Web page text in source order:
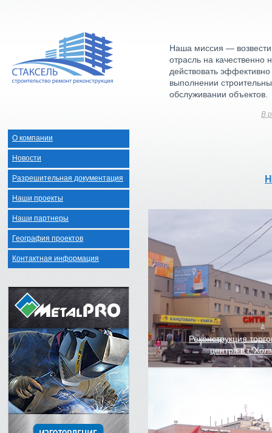
Наша миссия —
отрасль на качественно
действовать
выполнении
обслуживании объектов.
В
О компании
Новости
Разрешительная документация
Наши проекты
Наши партнеры
География проектов
Контактная информация
Реконструкция
центра в г.